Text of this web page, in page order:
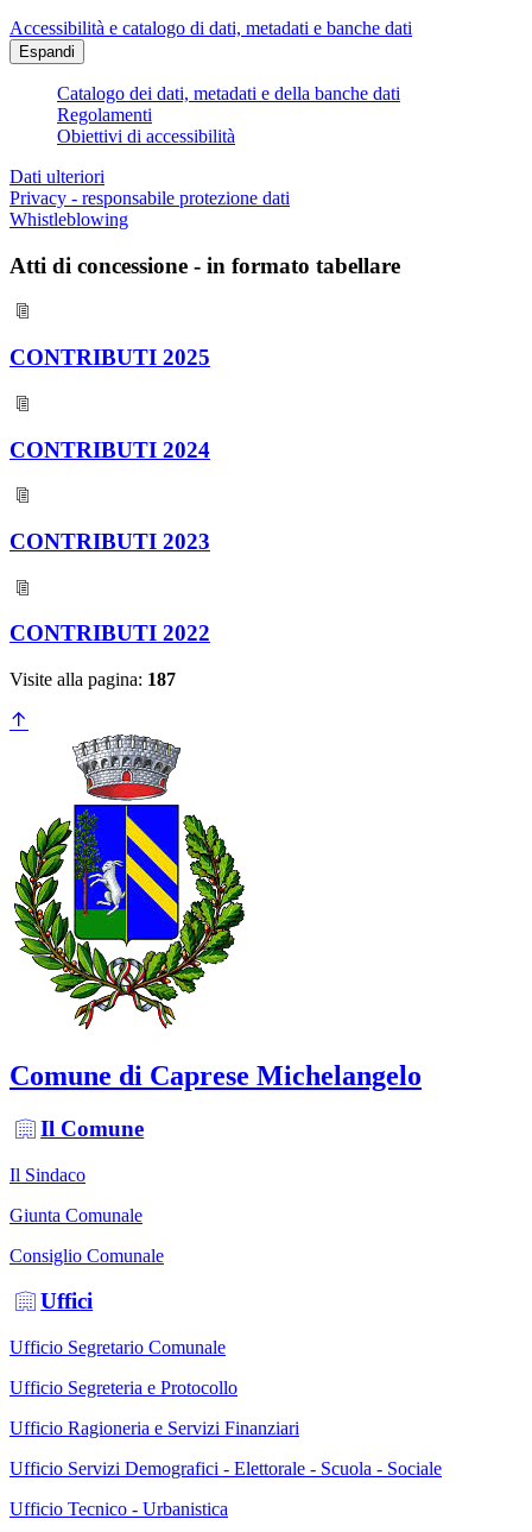
Accessibilità e catalogo di dati, metadati e banche dati
Espandi
Catalogo dei dati, metadati e della banche dati
Regolamenti
Obiettivi di accessibilità
Dati ulteriori
Privacy - responsabile protezione dati
Whistleblowing
Atti di concessione - in formato tabellare
CONTRIBUTI 2025
CONTRIBUTI 2024
CONTRIBUTI 2023
CONTRIBUTI 2022
Visite alla pagina: 187
Comune di Caprese Michelangelo
Il Comune
Il Sindaco
Giunta Comunale
Consiglio Comunale
Uffici
Ufficio Segretario Comunale
Ufficio Segreteria e Protocollo
Ufficio Ragioneria e Servizi Finanziari
Ufficio Servizi Demografici - Elettorale - Scuola - Sociale
Ufficio Tecnico - Urbanistica